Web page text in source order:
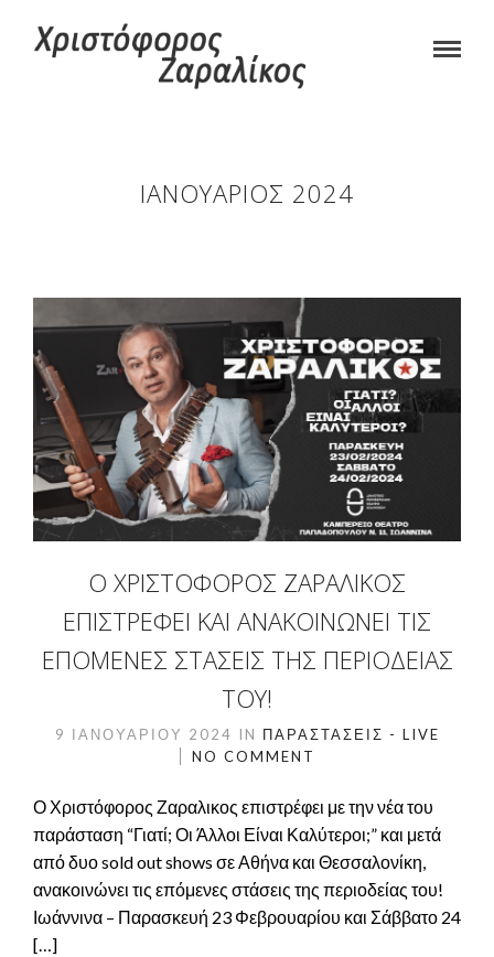
ΙΑΝΟΥΆΡΙΟΣ 2024
Ο ΧΡΙΣΤΌΦΟΡΟΣ ΖΑΡΑΛΙΚΟΣ
ΕΠΙΣΤΡΈΦΕΙ ΚΑΙ ΑΝΑΚΟΙΝΏΝΕΙ ΤΙΣ
ΕΠΌΜΕΝΕΣ ΣΤΆΣΕΙΣ ΤΗΣ ΠΕΡΙΟΔΕΊΑΣ
ΤΟΥ!
9 ΙΑΝΟΥΑΡΊΟΥ 2024 IN ΠΑΡΑΣΤΆΣΕΙΣ - LIVE
NO COMMENT
Ο Χριστόφορος Ζαραλικος επιστρέφει με την νέα του
παράσταση “Γιατί; Οι Άλλοι Είναι Καλύτεροι;” και μετά
από δυο sold out shows σε Αθήνα και Θεσσαλονίκη,
ανακοινώνει τις επόμενες στάσεις της περιοδείας του!
Ιωάννινα – Παρασκευή 23 Φεβρουαρίου και Σάββατο 24
[…]